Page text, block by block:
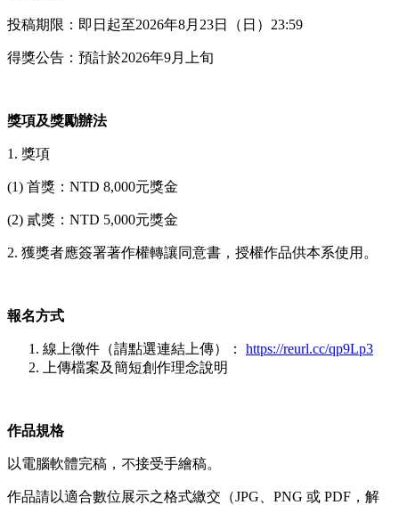
投稿期限：即日起至2026年8月23日（日）23:59
得獎公告：預計於2026年9月上旬
獎項及獎勵辦法
1. 獎項
(1) 首獎：NTD 8,000元獎金
(2) 貳獎：NTD 5,000元獎金
2. 獲獎者應簽署著作權轉讓同意書，授權作品供本系使用。
報名方式
線上徵件（請點選連結上傳）： https://reurl.cc/qp9Lp3
上傳檔案及簡短創作理念說明
作品規格
以電腦軟體完稿，不接受手繪稿。
作品請以適合數位展示之格式繳交（JPG、PNG 或 PDF，解